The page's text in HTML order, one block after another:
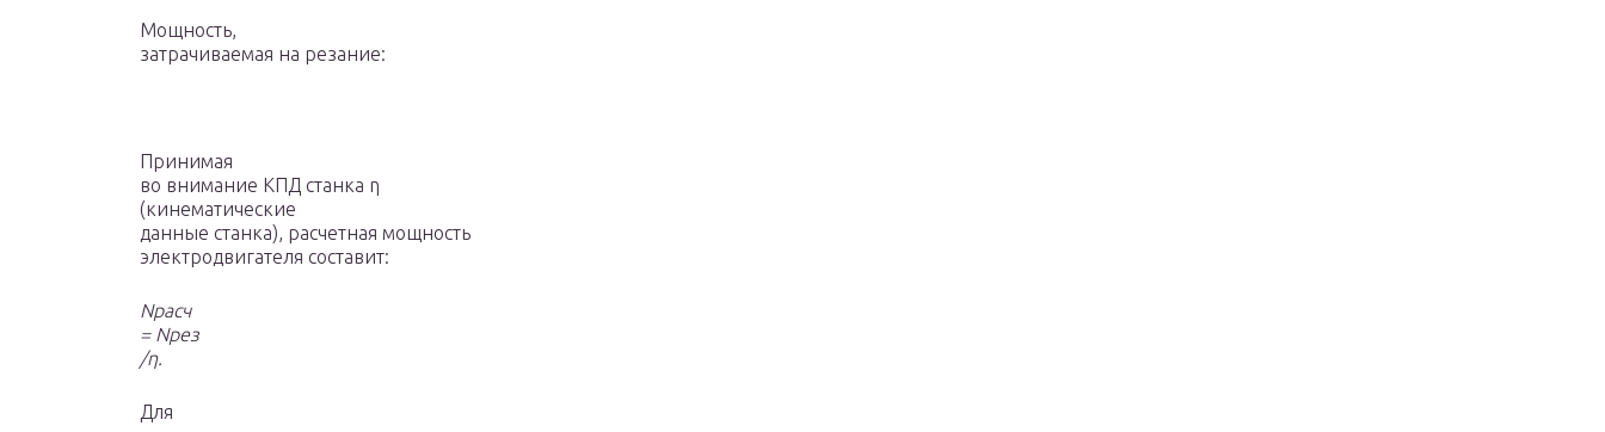
Мощность,
затрачиваемая на резание:
Принимая
во внимание КПД станка η
(кинематические
данные станка), расчетная мощность
электродвигателя составит:
Nрасч
= Nрез
/η.
Для